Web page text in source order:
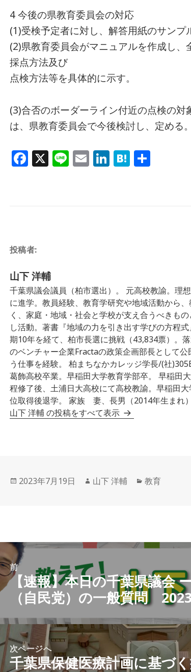
4 今後の県教育委員会の対応
(1)受検予定者に対し、解答用紙のサンプ
(2)県教育委員会がマニュアルを作成し、
採点方法及び
点検方法等を具体的に示す。
(3)合否のボーダーライン付近の点検の対
は、県教育委員会で今後検討し、定める。
F
o
o
k
X Li E Li H 共
投稿者:
山下 洋輔
千葉県議会議員（柏市選出）。 元高校教諭。理
に進学。教員経験、教育学研究や地域活動から
く、家庭・地域・社会と学校が支え合うべきも
し活動。著書『地域の力を引き出す学びの方程
期10年を経て、柏市長選に挑戦（43,834票）。
のベンチャー企業Fractaの政策企画部長として
う仕事を経験。 柏まちなかカレッジ学長/(社
葛飾高校卒業。早稲田大学教育学部卒。 早稲田
程修了後、土浦日大高校にて高校教諭。早稲田
位取得後退学。 家族 妻、長男（2014年生まれ
山下 洋輔 の投稿をすべて表示
投
2023年7月19日
作
山下 洋輔
カ
教育
前
前
の
稿:
【速報】本日の千葉県議会
（自民党）の一般質問
次ページへ
次
千葉県保健医療計画に基づ